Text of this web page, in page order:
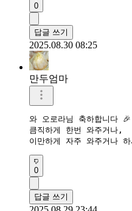
0
답글 쓰기
2025.08.30 08:25
만두엄마
와 오로라님 축하합니다 🎉
큼직하게 한번 와주거나,
0
답글 쓰기